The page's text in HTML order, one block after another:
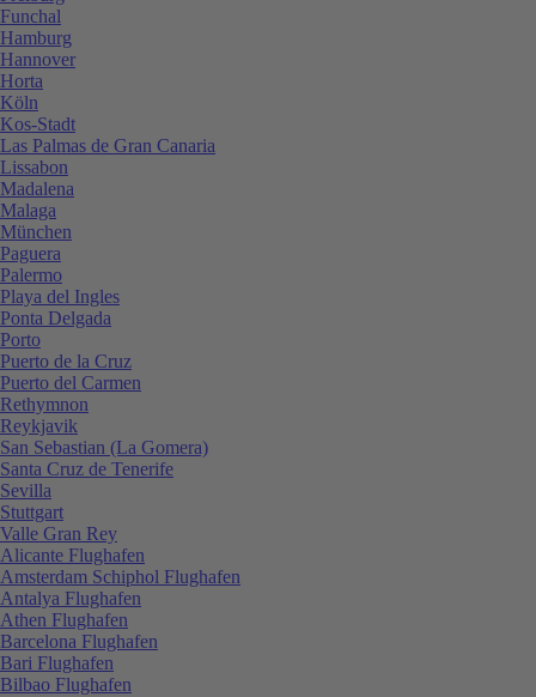
Funchal
Hamburg
Hannover
Horta
Köln
Kos-Stadt
Las Palmas de Gran Canaria
Lissabon
Madalena
Malaga
München
Paguera
Palermo
Playa del Ingles
Ponta Delgada
Porto
Puerto de la Cruz
Puerto del Carmen
Rethymnon
Reykjavik
San Sebastian (La Gomera)
Santa Cruz de Tenerife
Sevilla
Stuttgart
Valle Gran Rey
Alicante Flughafen
Amsterdam Schiphol Flughafen
Antalya Flughafen
Athen Flughafen
Barcelona Flughafen
Bari Flughafen
Bilbao Flughafen